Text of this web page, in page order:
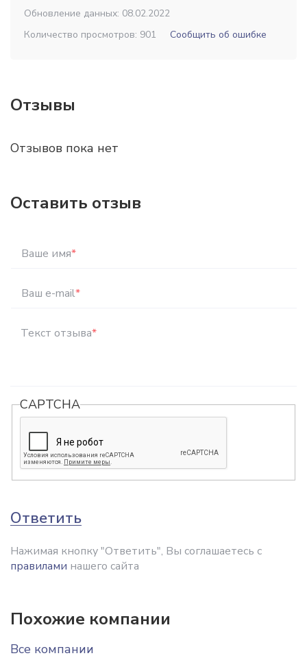
Обновление данных: 08.02.2022
Количество просмотров: 901
Сообщить об ошибке
Отзывы
Отзывов пока нет
Оставить отзыв
Ваше имя*
Ваш e-mail*
Текст отзыва*
CAPTCHA
Ответить
Нажимая кнопку "Ответить", Вы соглашаетесь с
правилами нашего сайта
Похожие компании
Все компании